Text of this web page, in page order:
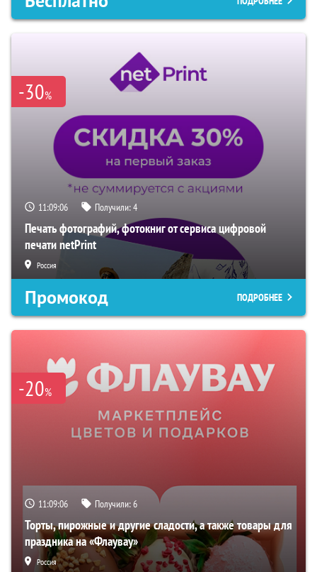
-30%
11:09:05 Получили:4
Печать фотографий, фотокниг от сервиса цифровой
печати netPrint
Россия
Промокод ПОДРОБНЕЕ
-20%
11:09:05 Получили:6
Торты, пирожные и другие сладости, а также товары для
праздника на «Флаувау»
Россия